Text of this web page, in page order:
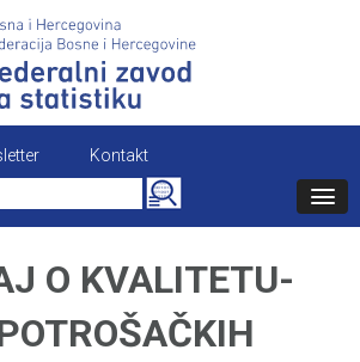
Kontakt
Search
for:
O KVALITETU-